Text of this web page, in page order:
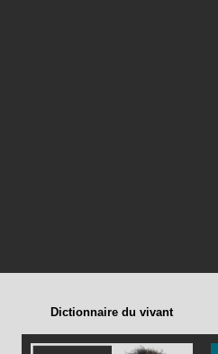
Dictionnaire du vivant